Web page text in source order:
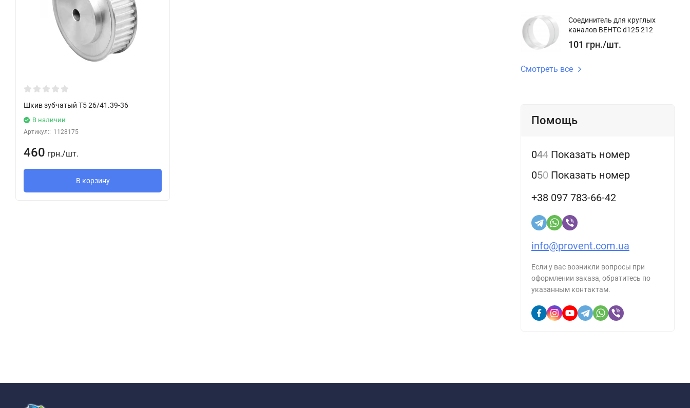
Шкив зубчатый T5 26/41.39-36
В наличии
Артикул:: 1128175
460 грн./шт.
В корзину
Соединитель для круглых
каналов ВЕНТС d125 212
101 грн./шт.
Смотреть все
Помощь
044 Показать номер
050 Показать номер
+38 097 783-66-42
info@provent.com.ua
Если у вас возникли вопросы при
оформлении заказа, обратитесь по
указанным контактам.